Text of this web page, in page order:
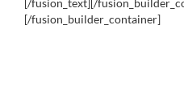
[/fusion_text][/
[/fusion_builder_container]